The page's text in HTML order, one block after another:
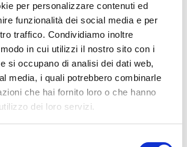
per personalizzare contenuti ed
funzionalità dei social media e per
traffico. Condividiamo inoltre
in cui utilizzi il nostro sito con i
si occupano di analisi dei dati web,
media, i quali potrebbero combinarle
che hai fornito loro o che hanno
dei loro servizi.